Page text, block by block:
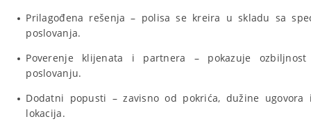
Prilagođena rešenja – polisa se kreira u skladu sa
poslovanja.
Poverenje klijenata i partnera – pokazuje
poslovanju.
Dodatni popusti – zavisno od pokrića, dužine
lokacija.